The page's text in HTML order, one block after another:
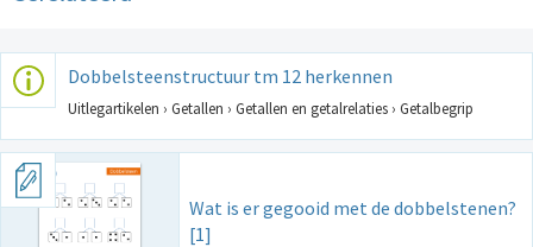
Dobbelsteenstructuur tm 12 herkennen
Uitlegartikelen › Getallen › Getallen en getalrelaties › Getalbegrip
Wat is er gegooid met de dobbelstenen?
[1]